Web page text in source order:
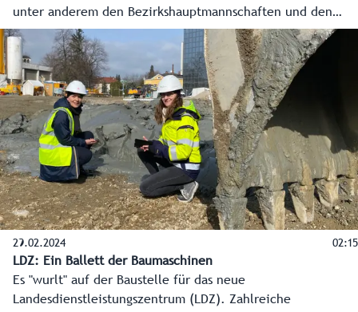
unter anderem den Bezirkshauptmannschaften und den
Einsatz-, Hilfs- und Rettungsorganisationen.
29.02.2024 02:15
LDZ: Ein Ballett der Baumaschinen
Es "wurlt" auf der Baustelle für das neue
Landesdienstleistungszentrum (LDZ). Zahlreiche